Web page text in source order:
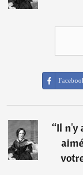
“Il n'y